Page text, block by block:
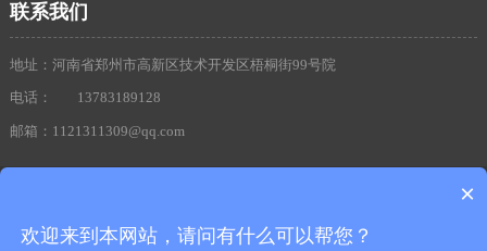
联系我们
地址：河南省郑州市高新区技术开发区梧桐街99号院
电话：
13783189128
邮箱：1121311309@qq.com
豫ICP备
20021241号-1 营业执照
×
欢迎来到本网站，请问有什么可以帮您？